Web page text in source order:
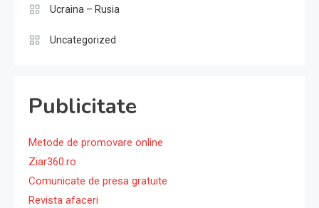
Ucraina – Rusia
Uncategorized
Publicitate
Metode de promovare online
Ziar360.ro
Comunicate de presa gratuite
Revista afaceri